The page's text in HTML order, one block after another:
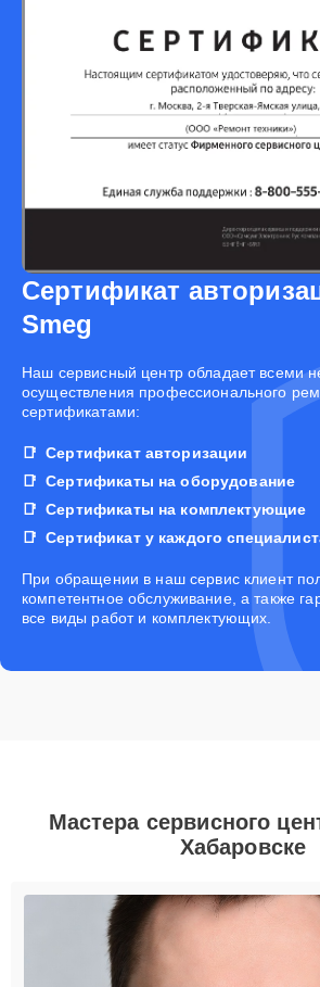
Сертификат
Smeg
Наш сервисный центр обладает всеми
осуществления профессионального
сертификатами:
Сертификат авторизации
Сертификаты на оборудование
Сертификаты на комплектующие
Сертификат у каждого
При обращении в наш сервис клиент
компетентное обслуживание, а также
все виды работ и комплектующих.
Мастера сервисного
Хабаровске